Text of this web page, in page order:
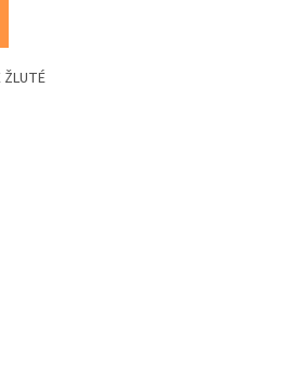
ŽLUTÉ